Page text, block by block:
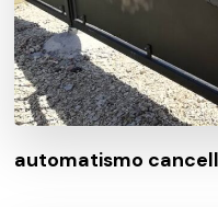
automatismo